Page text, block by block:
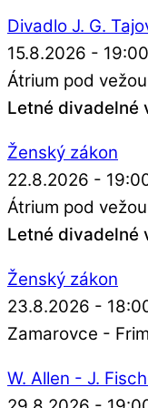
Divadlo J. G.
15.8.2026 - 19:00
Átrium pod vežou
Letné divadelné
Ženský zákon
22.8.2026 -
Átrium pod vežou
Letné divadelné
Ženský zákon
23.8.2026 -
Zamarovce -
W. Allen - J.